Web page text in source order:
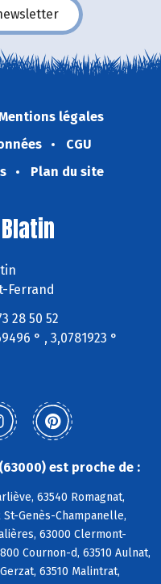
légales
CGU
Plan du site
Ferrand
28 50 52
° , 3,0781923 °
est proche de :
63540 Romagnat,
St-Genès-Champanelle,
63000 Clermont-
Cournon-d, 63510 Aulnat,
63510 Malintrat,